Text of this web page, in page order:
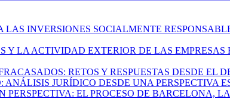
INVERSIONES SOCIALMENTE
Y LA ACTIVIDAD EXTERIOR DE LAS EMPRESAS
RETOS Y RESPUESTAS DESDE EL
JURÍDICO DESDE UNA PERSPECTIVA
EL PROCESO DE BARCELONA,